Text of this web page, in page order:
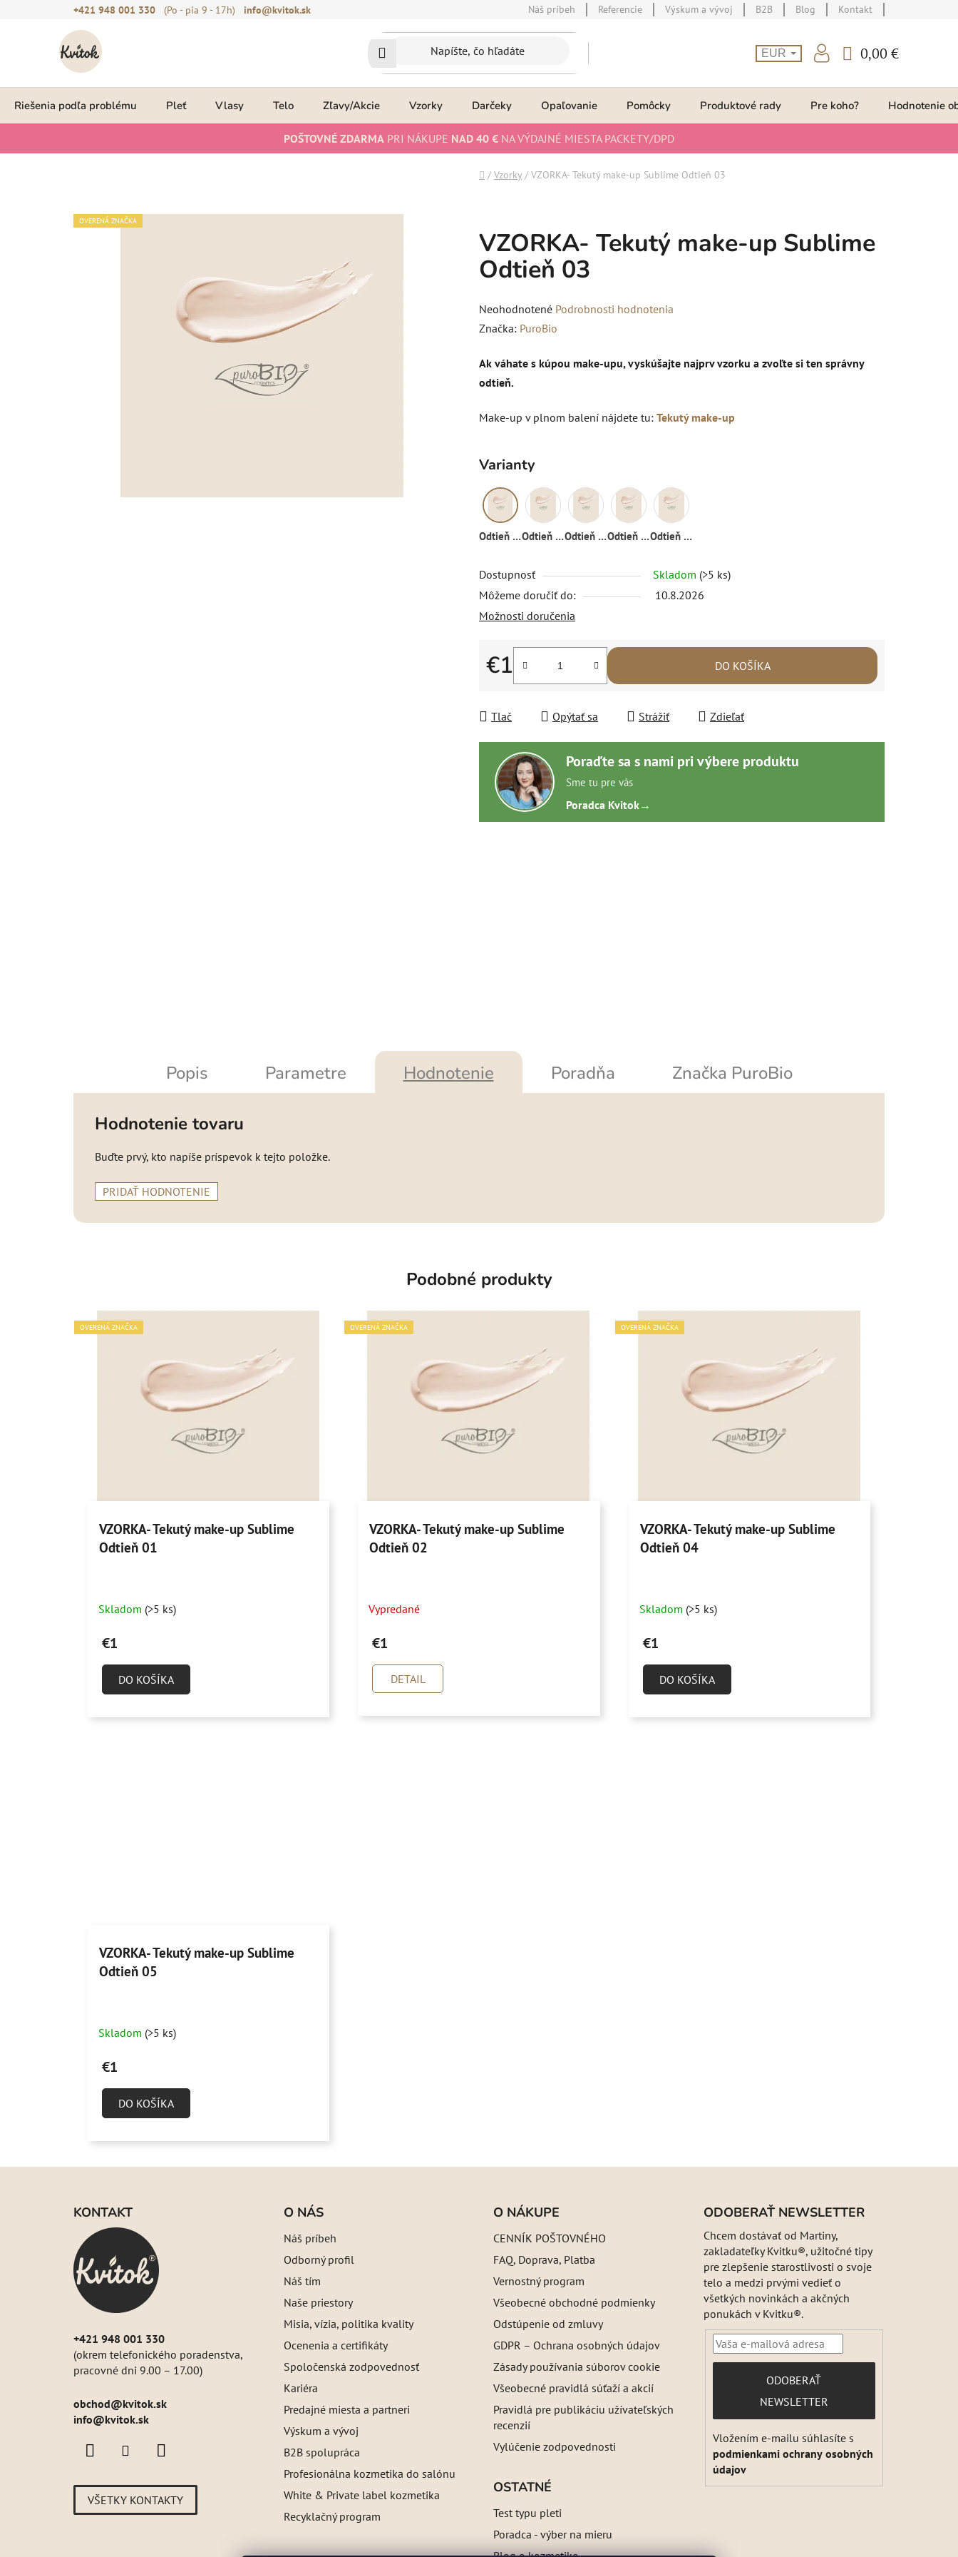
+421 948 001 330 (Po - pia 9 - 17h) info@kvitok.sk Náš príbeh Referencie Výskum a vývoj B2B Blog Kontakt
EUR
KOŠÍK
0,00 €
Riešenia podľa problému Pleť Vlasy Telo Zľavy/Akcie Vzorky Darčeky Opaľovanie Pomôcky Produktové rady Pre koho? Hodnotenie
POŠTOVNÉ ZDARMA PRI NÁKUPE NAD 40 € NA VÝDAJNÉ MIESTA PACKETY/DPD
Domov
/ Vzorky / VZORKA- Tekutý make-up Sublime Odtieň 03
VZORKA- Tekutý make-up Sublime
Odtieň 03
Priemerné
hodnotenie
je
0,0
5
Neohodnotené Podrobnosti hodnotenia
Značka: PuroBio
Ak váhate s kúpou make-upu, vyskúšajte najprv vzorku a zvoľte si ten správny
odtieň.
Make-up v plnom balení nájdete tu: Tekutý make-up
Varianty
Odtieň 03 Odtieň 01 Odtieň 02 Odtieň 04 Odtieň 04
Dostupnosť Skladom (>5 ks)
Môžeme doručiť do:
10.8.2026
Možnosti doručenia
€1
Jednotková cena:
DO KOŠÍKA
Tlač Opýtať sa Strážiť Zdieľať
Poraďte sa s nami pri výbere produktu
Sme tu pre vás
Poradca Kvitok→
OVERENÁ ZNAČKA
Popis Parametre Hodnotenie Poradňa Značka PuroBio
Hodnotenie tovaru
Buďte prvý, kto napíše príspevok k tejto položke.
PRIDAŤ HODNOTENIE
Podobné produkty
OVERENÁ ZNAČKA
VZORKA- Tekutý make-up Sublime
Odtieň 01
hodnotenie
produktu
z
Skladom (>5 ks)
€1
DO KOŠÍKA
OVERENÁ ZNAČKA
VZORKA- Tekutý make-up Sublime
Odtieň 02
Vypredané
€1
DETAIL
OVERENÁ ZNAČKA
VZORKA- Tekutý make-up Sublime
Odtieň 04
Skladom (>5 ks)
€1
DO KOŠÍKA
VZORKA- Tekutý make-up Sublime
Odtieň 05
Skladom (>5 ks)
€1
DO KOŠÍKA
KONTAKT
+421 948 001 330
(okrem telefonického poradenstva,
pracovné dni 9.00 – 17.00)
obchod@kvitok.sk
info@kvitok.sk
VŠETKY KONTAKTY
O NÁS
Náš príbeh
Odborný profil
Náš tím
Naše priestory
Misia, vízia, politika kvality
Ocenenia a certifikáty
Spoločenská zodpovednosť
Kariéra
Predajné miesta a partneri
Výskum a vývoj
B2B spolupráca
Profesionálna kozmetika do salónu
White & Private label kozmetika
Recyklačný program
O NÁKUPE
CENNÍK POŠTOVNÉHO
FAQ, Doprava, Platba
Vernostný program
Všeobecné obchodné podmienky
Odstúpenie od zmluvy
GDPR – Ochrana osobných údajov
Zásady používania súborov cookie
Všeobecné pravidlá súťaží a akcií
Pravidlá pre publikáciu užívateľských
recenzií
Vylúčenie zodpovednosti
OSTATNÉ
Test typu pleti
Poradca - výber na mieru
ODOBERAŤ NEWSLETTER
Chcem dostávať od Martiny,
zakladateľky Kvitku®, užitočné tipy
pre zlepšenie starostlivosti o svoje
telo a medzi prvými vedieť o
všetkých novinkách a akčných
ponukách v Kvitku®.
PRIHLÁSIŤ
SA
ODOBERAŤ
NEWSLETTER
Vložením e-mailu súhlasíte s
podmienkami ochrany osobných
údajov